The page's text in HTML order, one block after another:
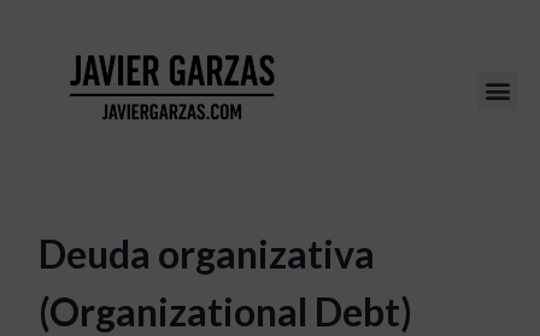
Deuda organizativa
(Organizational Debt)